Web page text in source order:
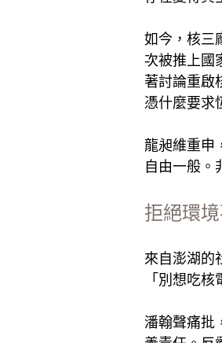
如今，核三
次被推上國
著討論重啟
憑什麼要求
龍昶維重申
自由一般。
拒絕環
來自澎湖的
「別想吃
潘翰聲痛批